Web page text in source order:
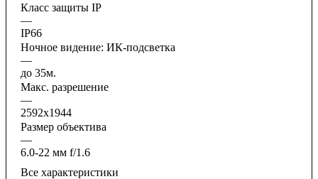
Класс защиты IP
—
IP66
Ночное видение: ИК-подсветка
—
до 35м.
Макс. разрешение
—
2592x1944
Размер объектива
—
6.0-22 мм f/1.6
Все характеристики